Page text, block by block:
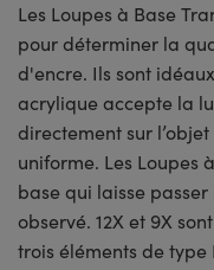
Les Loupes à Base
pour déterminer la
d'encre. Ils sont
acrylique accepte la
directement sur
uniforme. Les Loupes
base qui laisse
observé. 12X et 9X
trois éléments de type